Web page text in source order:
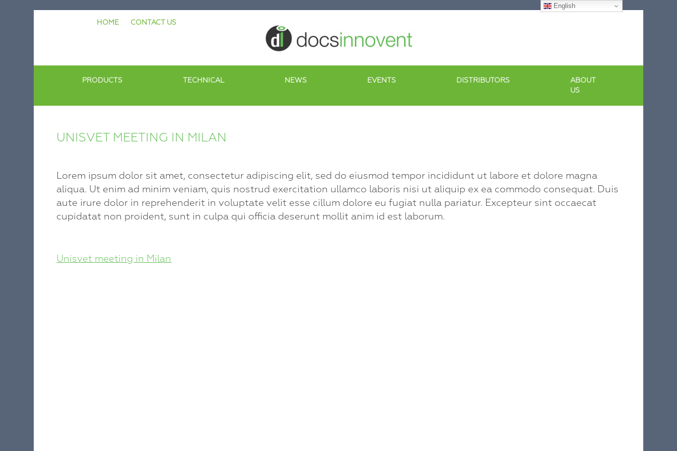
HOME CONTACT US
PRODUCTS TECHNICAL NEWS EVENTS DISTRIBUTORS
ABOUT
US
UNISVET MEETING IN MILAN
Lorem ipsum dolor sit amet, consectetur adipiscing elit, sed do eiusmod tempor incididunt ut labore et dolore magna
aliqua. Ut enim ad minim veniam, quis nostrud exercitation ullamco laboris nisi ut aliquip ex ea commodo consequat. Duis
aute irure dolor in reprehenderit in voluptate velit esse cillum dolore eu fugiat nulla pariatur. Excepteur sint occaecat
cupidatat non proident, sunt in culpa qui officia deserunt mollit anim id est laborum.
POST
Unisvet meeting in Milan
English